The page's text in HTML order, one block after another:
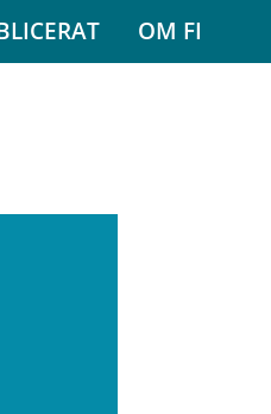
OM FI